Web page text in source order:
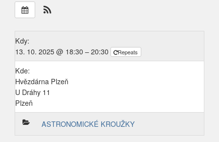
Kdy:
13. 10. 2025 @ 18:30 – 20:30
Repeats
Kde:
Hvězdárna Plzeň
U Dráhy 11
Plzeň
ASTRONOMICKÉ KROUŽKY